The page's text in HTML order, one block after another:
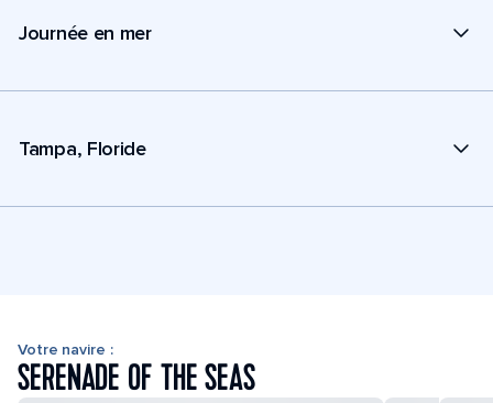
Journée en mer
Tampa, Floride
Votre navire :
SERENADE OF THE SEAS